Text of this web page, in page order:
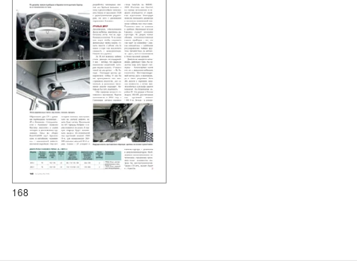
168